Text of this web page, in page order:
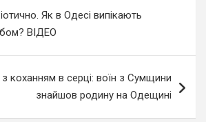
Як в Одесі випікають
ВІДЕО
з коханням в серці: воїн з Сумщини
знайшов родину на Одещині